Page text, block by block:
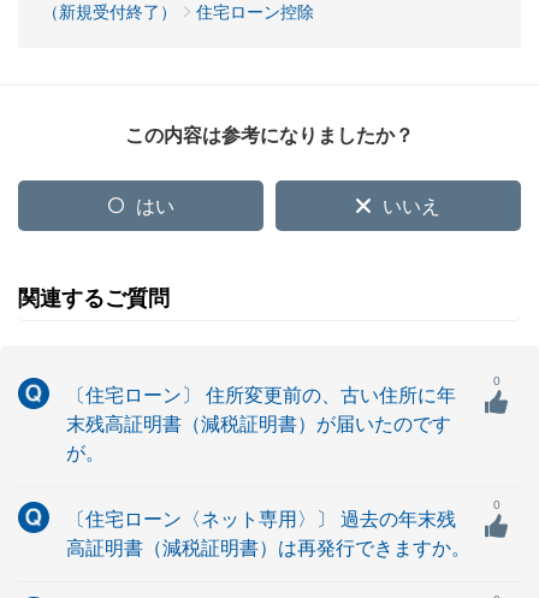
（新規受付終了）
住宅ローン控除
この内容は参考になりましたか？
はい いいえ
関連するご質問
〔住宅ローン〕 住所変更前の、古い住所に年
末残高証明書（減税証明書）が届いたのです
が。
0
〔住宅ローン〈ネット専用〉〕 過去の年末残
高証明書（減税証明書）は再発行できますか。
0